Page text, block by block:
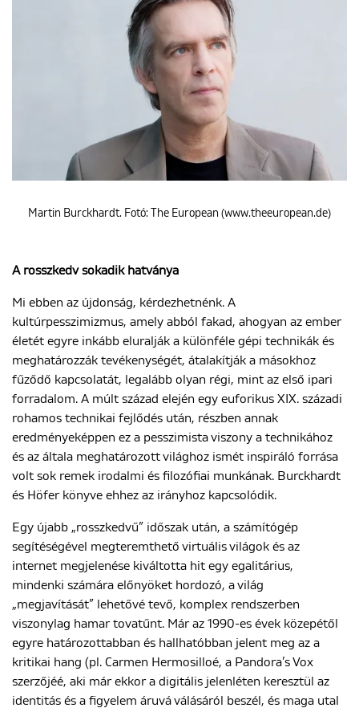
Martin Burckhardt. Fotó: The European (www.theeuropean.de)
A rosszkedv sokadik hatványa
Mi ebben az újdonság, kérdezhetnénk. A
kultúrpesszimizmus, amely abból fakad, ahogyan az ember
életét egyre inkább eluralják a különféle gépi technikák és
meghatározzák tevékenységét, átalakítják a másokhoz
fűződő kapcsolatát, legalább olyan régi, mint az első ipari
forradalom. A múlt század elején egy euforikus XIX. századi
rohamos technikai fejlődés után, részben annak
eredményeképpen ez a pesszimista viszony a technikához
és az általa meghatározott világhoz ismét inspiráló forrása
volt sok remek irodalmi és filozófiai munkának. Burckhardt
és Höfer könyve ehhez az irányhoz kapcsolódik.
Egy újabb „rosszkedvű” időszak után, a számítógép
segítéségével megteremthető virtuális világok és az
internet megjelenése kiváltotta hit egy egalitárius,
mindenki számára előnyöket hordozó, a világ
„megjavítását” lehetővé tevő, komplex rendszerben
viszonylag hamar tovatűnt. Már az 1990-es évek közepétől
egyre határozottabban és hallhatóbban jelent meg az a
kritikai hang (pl. Carmen Hermosilloé, a Pandora’s Vox
szerzőjéé, aki már ekkor a digitális jelenléten keresztül az
identitás és a figyelem áruvá válásáról beszél, és maga utal